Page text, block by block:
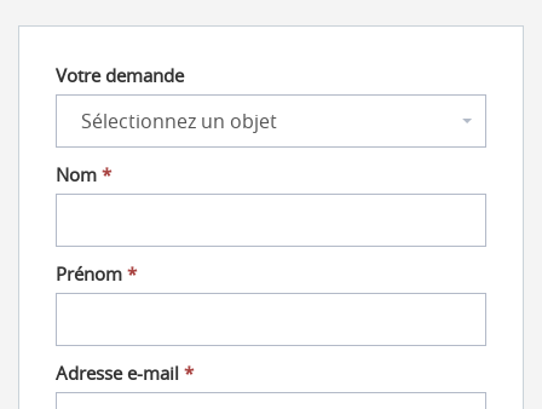
Votre demande
Nom *
Prénom *
Adresse e-mail *